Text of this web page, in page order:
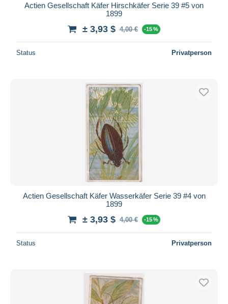
Actien Gesellschaft Käfer Hirschkäfer Serie 39 #5 von
1899
± 3,93 $ 4,00 € -15 %
Status Privatperson
Actien Gesellschaft Käfer Wasserkäfer Serie 39 #4 von
1899
± 3,93 $ 4,00 € -15 %
Status Privatperson